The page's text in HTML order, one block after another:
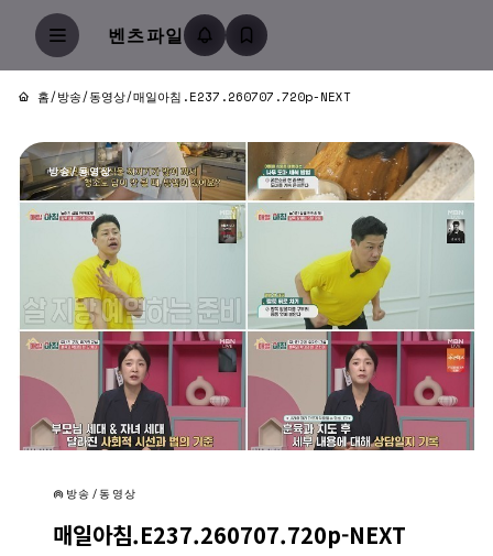
벤츠파일
홈/방송/동영상/매일아침.E237.260707.720p-NEXT
방송/동영상
방송/동영상
매일아침.E237.260707.720p-NEXT